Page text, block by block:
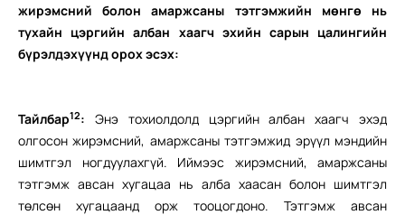
жирэмсний болон амаржсаны тэтгэмжийн мөнгө нь
тухайн цэргийн албан хаагч эхийн сарын цалингийн
бүрэлдэхүүнд орох эсэх:
Тайлбар12:
Энэ тохиолдолд цэргийн албан хаагч эхэд
олгосон жирэмсний, амаржсаны тэтгэмжид эрүүл мэндийн
шимтгэл ногдуулахгүй. Иймээс жирэмсний, амаржсаны
тэтгэмж авсан хугацаа нь алба хаасан болон шимтгэл
төлсөн хугацаанд орж тооцогдоно. Тэтгэмж авсан